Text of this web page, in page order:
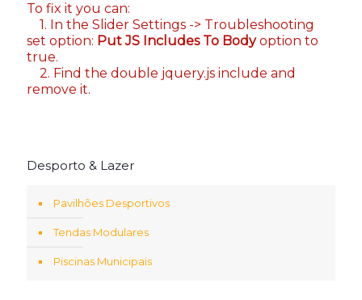
To fix it you can:
1. In the Slider Settings -> Troubleshooting
set option: Put JS Includes To Bodyoption to
true.
2. Find the double jquery.js include and
remove it.
Desporto & Lazer
Pavilhões Desportivos
Tendas Modulares
Piscinas Municipais